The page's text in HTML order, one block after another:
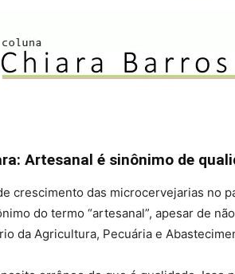
Artesanal é sinônimo de
crescimento das microcervejarias no
do termo “artesanal”, apesar de
da Agricultura, Pecuária e